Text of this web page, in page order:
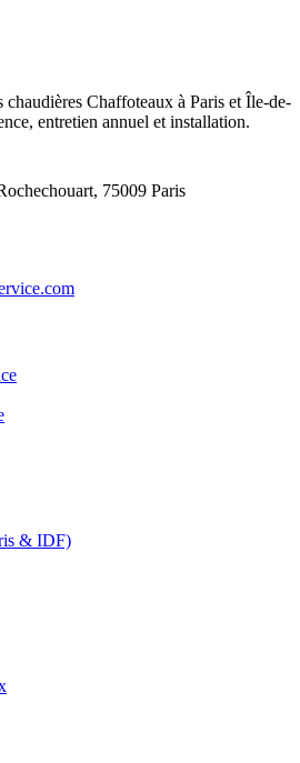
chaudières Chaffoteaux à Paris et Île-de-
entretien annuel et installation.
, 75009 Paris
& IDF)